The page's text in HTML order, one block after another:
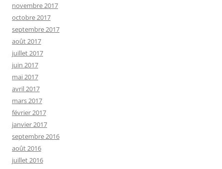
novembre 2017
octobre 2017
septembre 2017
août 2017
juillet 2017
juin 2017
mai 2017
avril 2017
mars 2017
février 2017
janvier 2017
septembre 2016
août 2016
juillet 2016